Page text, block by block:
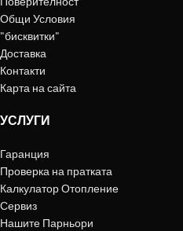
Общи Условия
"бисквитки"
Доставка
Контакти
Карта на сайта
УСЛУГИ
Гаранция
Проверка на пратката
Калкулатор Отопление
Сервиз
Нашите Парньори